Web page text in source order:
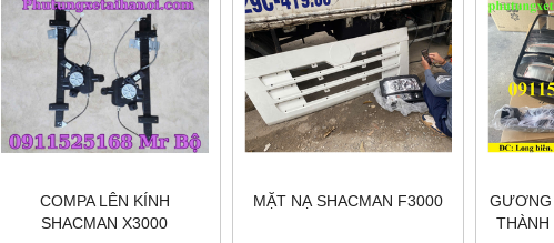
COMPA LÊN KÍNH
SHACMAN X3000
MẶT NẠ SHACMAN F3000
GƯƠNG